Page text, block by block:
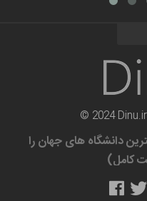
© 2024
دانشگاه های جهان را
کامل)